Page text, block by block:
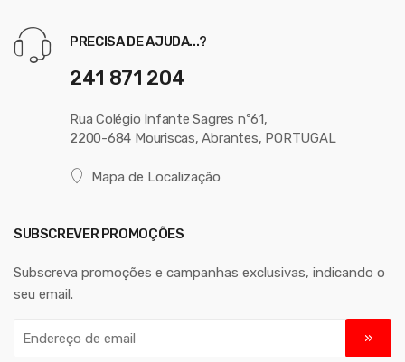
PRECISA DE AJUDA...?
241 871 204
Rua Colégio Infante Sagres nº61,
2200-684 Mouriscas, Abrantes, PORTUGAL
Mapa de Localização
SUBSCREVER PROMOÇÕES
Subscreva promoções e campanhas exclusivas, indicando o
seu email.